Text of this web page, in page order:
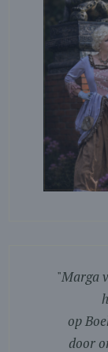
"Marga
op
door